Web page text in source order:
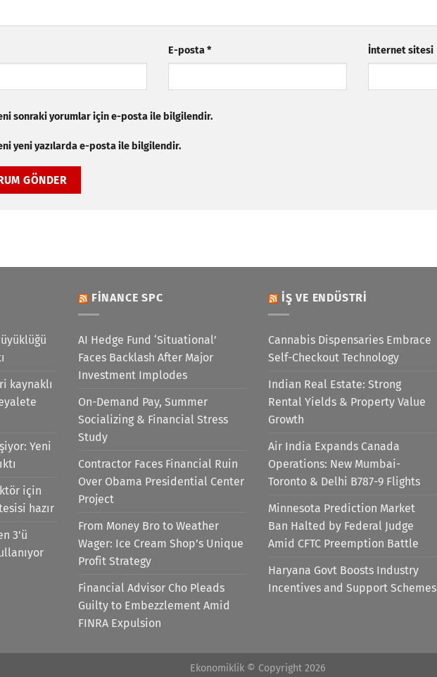
E-posta* İnternet sitesi
sonraki yorumlar için e-posta ile bilgilendir.
yeni yazılarda e-posta ile bilgilendir.
kaynaklı
Yeni
için
hazır
3'ü
FINANCE SPC
AI Hedge Fund ‘Situational’
Faces Backlash After Major
Investment Implodes
On-Demand Pay, Summer
Socializing & Financial Stress
Study
Contractor Faces Financial Ruin
Over Obama Presidential Center
Project
From Money Bro to Weather
Wager: Ice Cream Shop’s Unique
Profit Strategy
Financial Advisor Cho Pleads
Guilty to Embezzlement Amid
FINRA Expulsion
İŞ VE ENDÜSTRI
Cannabis Dispensaries Embrace
Self-Checkout Technology
Indian Real Estate: Strong
Rental Yields & Property Value
Growth
Air India Expands Canada
Operations: New Mumbai-
Toronto & Delhi B787-9 Flights
Minnesota Prediction Market
Ban Halted by Federal Judge
Amid CFTC Preemption Battle
Haryana Govt Boosts Industry
Incentives and Support Schemes
Ekonomiklik © Copyright 2026